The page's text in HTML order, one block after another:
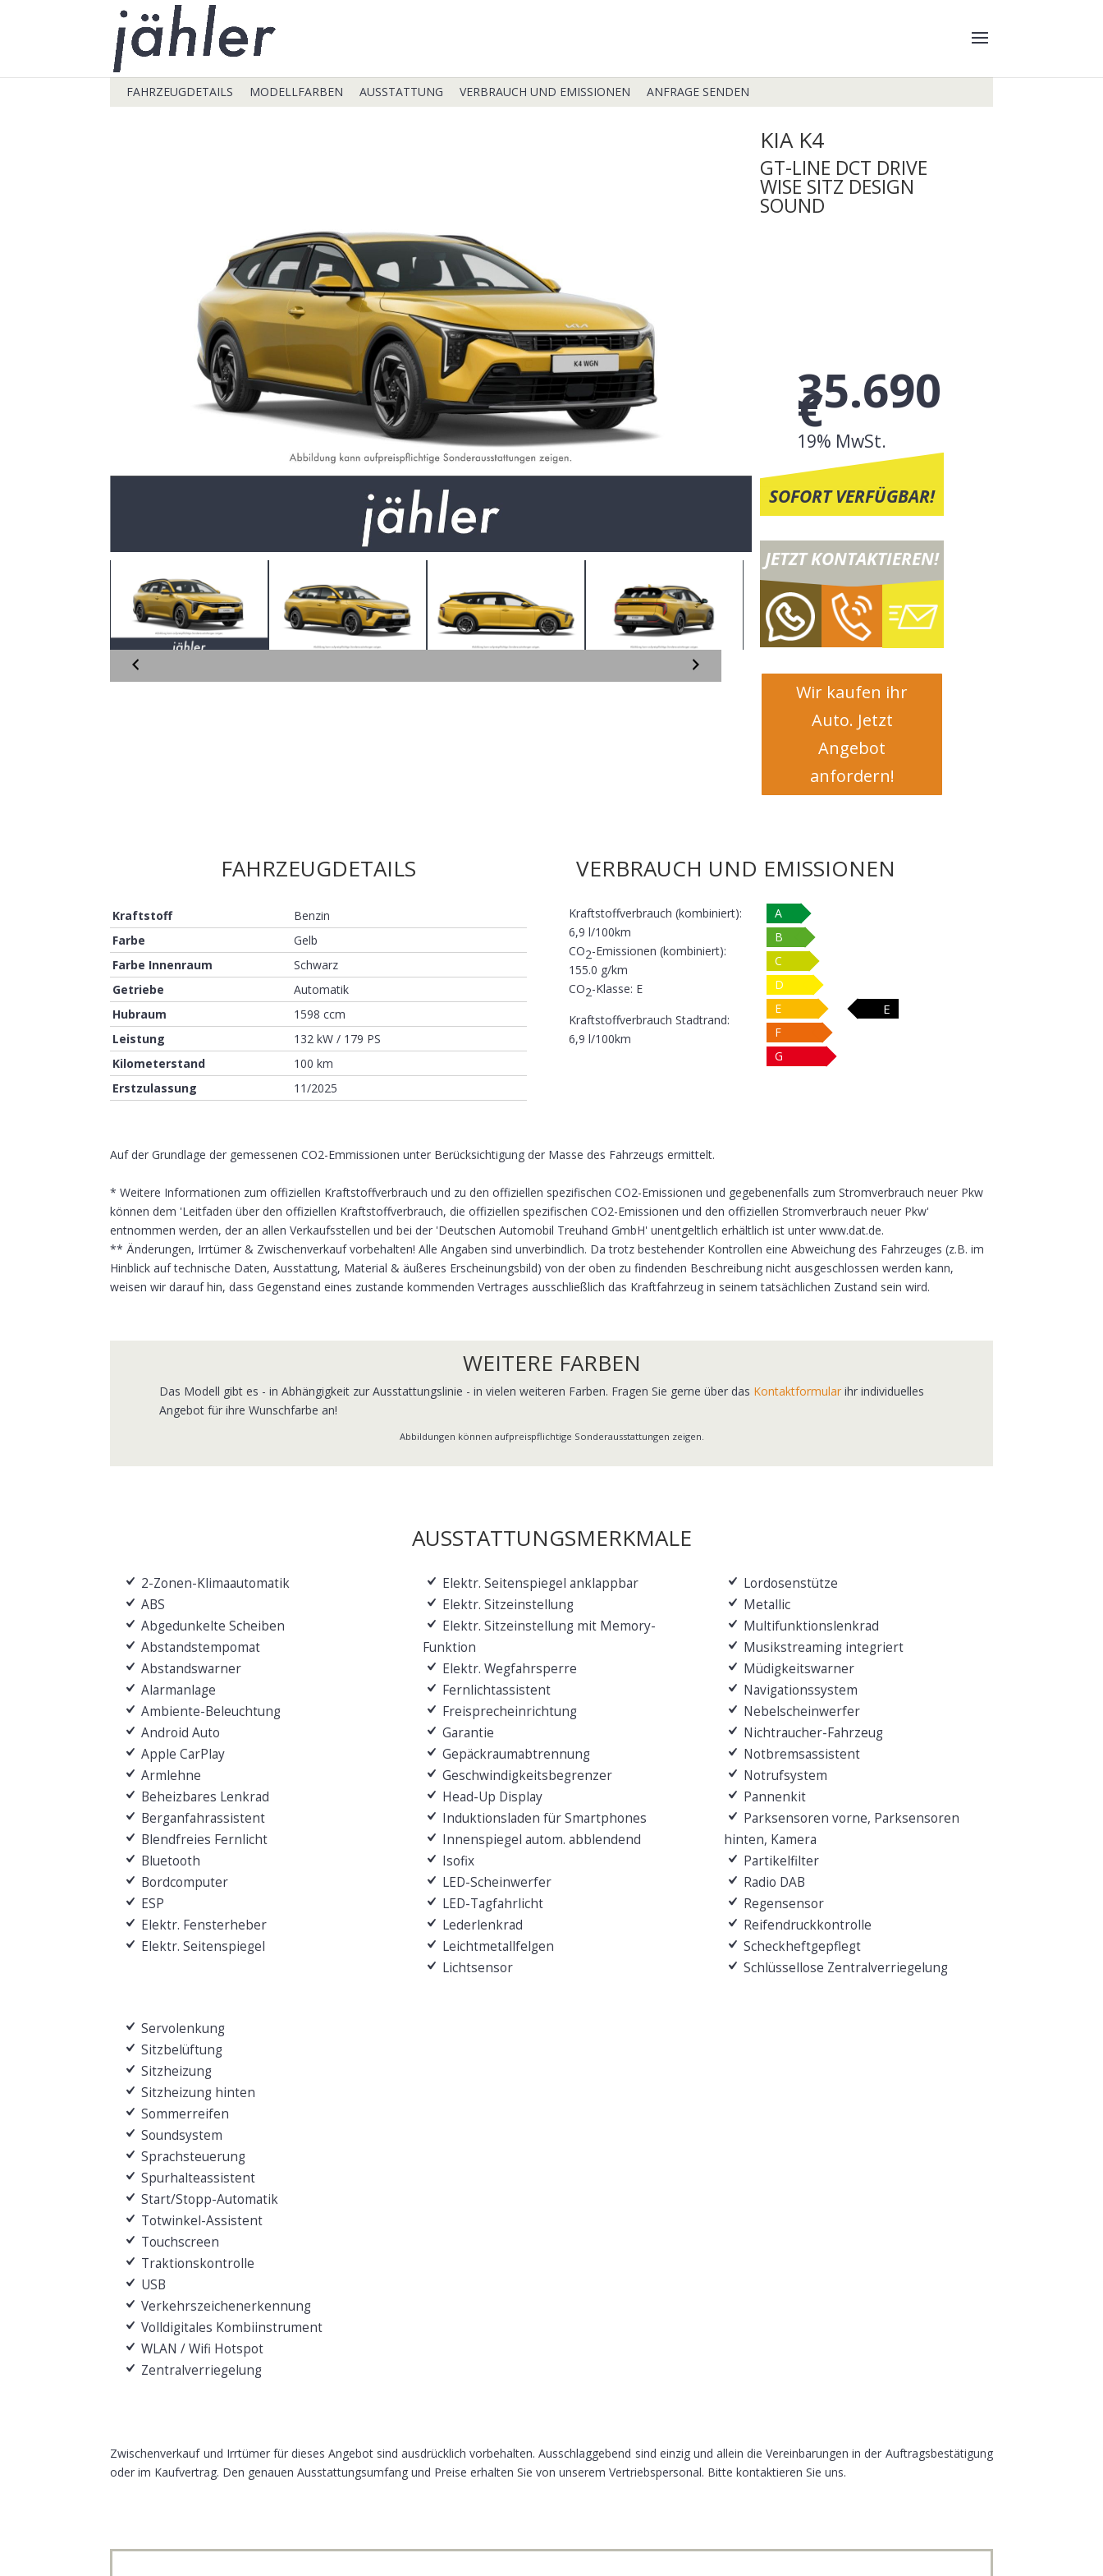
FAHRZEUGDETAILS MODELLFARBEN AUSSTATTUNG VERBRAUCH UND EMISSIONEN ANFRAGE SENDEN
KIA K4
GT-LINE DCT DRIVE
WISE SITZ DESIGN
SOUND
35.690
€
19% MwSt.
SOFORT VERFÜGBAR!
JETZT KONTAKTIEREN!
Wir kaufen ihr
Auto. Jetzt
Angebot
anfordern!
FAHRZEUGDETAILS
Kraftstoff
Benzin
Farbe
Gelb
Farbe Innenraum
Schwarz
Getriebe
Automatik
Hubraum
1598 ccm
Leistung
132 kW / 179 PS
Kilometerstand
100 km
Erstzulassung
11/2025
VERBRAUCH UND EMISSIONEN
Kraftstoffverbrauch (kombiniert):
6,9 l/100km
CO2-Emissionen (kombiniert):
155.0 g/km
CO2-Klasse: E
Kraftstoffverbrauch Stadtrand:
6,9 l/100km
A
B
C
D
E
E
F
G
Auf der Grundlage der gemessenen CO2-Emmissionen unter Berücksichtigung der Masse des Fahrzeugs ermittelt.
* Weitere Informationen zum offiziellen Kraftstoffverbrauch und zu den offiziellen spezifischen CO2-Emissionen und gegebenenfalls zum Stromverbrauch neuer Pkw
können dem 'Leitfaden über den offiziellen Kraftstoffverbrauch, die offiziellen spezifischen CO2-Emissionen und den offiziellen Stromverbrauch neuer Pkw'
entnommen werden, der an allen Verkaufsstellen und bei der 'Deutschen Automobil Treuhand GmbH' unentgeltlich erhältlich ist unter www.dat.de.
** Änderungen, Irrtümer & Zwischenverkauf vorbehalten! Alle Angaben sind unverbindlich. Da trotz bestehender Kontrollen eine Abweichung des Fahrzeuges (z.B. im
Hinblick auf technische Daten, Ausstattung, Material & äußeres Erscheinungsbild) von der oben zu findenden Beschreibung nicht ausgeschlossen werden kann,
weisen wir darauf hin, dass Gegenstand eines zustande kommenden Vertrages ausschließlich das Kraftfahrzeug in seinem tatsächlichen Zustand sein wird.
WEITERE FARBEN
Das Modell gibt es - in Abhängigkeit zur Ausstattungslinie - in vielen weiteren Farben. Fragen Sie gerne über das Kontaktformular ihr individuelles
Angebot für ihre Wunschfarbe an!
Abbildungen können aufpreispflichtige Sonderausstattungen zeigen.
AUSSTATTUNGSMERKMALE
2-Zonen-Klimaautomatik
ABS
Abgedunkelte Scheiben
Abstandstempomat
Abstandswarner
Alarmanlage
Ambiente-Beleuchtung
Android Auto
Apple CarPlay
Armlehne
Beheizbares Lenkrad
Berganfahrassistent
Blendfreies Fernlicht
Bluetooth
Bordcomputer
ESP
Elektr. Fensterheber
Elektr. Seitenspiegel
Elektr. Seitenspiegel anklappbar
Elektr. Sitzeinstellung
Elektr. Sitzeinstellung mit Memory-
Funktion
Elektr. Wegfahrsperre
Fernlichtassistent
Freisprecheinrichtung
Garantie
Gepäckraumabtrennung
Geschwindigkeitsbegrenzer
Head-Up Display
Induktionsladen für Smartphones
Innenspiegel autom. abblendend
Isofix
LED-Scheinwerfer
LED-Tagfahrlicht
Lederlenkrad
Leichtmetallfelgen
Lichtsensor
Lordosenstütze
Metallic
Multifunktionslenkrad
Musikstreaming integriert
Müdigkeitswarner
Navigationssystem
Nebelscheinwerfer
Nichtraucher-Fahrzeug
Notbremsassistent
Notrufsystem
Pannenkit
Parksensoren vorne, Parksensoren
hinten, Kamera
Partikelfilter
Radio DAB
Regensensor
Reifendruckkontrolle
Scheckheftgepflegt
Schlüssellose Zentralverriegelung
Servolenkung
Sitzbelüftung
Sitzheizung
Sitzheizung hinten
Sommerreifen
Soundsystem
Sprachsteuerung
Spurhalteassistent
Start/Stopp-Automatik
Totwinkel-Assistent
Touchscreen
Traktionskontrolle
USB
Verkehrszeichenerkennung
Volldigitales Kombiinstrument
WLAN / Wifi Hotspot
Zentralverriegelung
Zwischenverkauf und Irrtümer für dieses Angebot sind ausdrücklich vorbehalten. Ausschlaggebend sind einzig und allein die Vereinbarungen in der Auftragsbestätigung
oder im Kaufvertrag. Den genauen Ausstattungsumfang und Preise erhalten Sie von unserem Vertriebspersonal. Bitte kontaktieren Sie uns.